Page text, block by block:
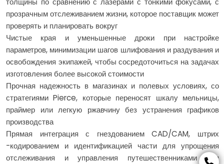
прозрачным отслеживанием жизни, которое поставщик может
проверять и планировать вокруг
Чистые края и уменьшенные дроки при настройке
параметров, минимизации шагов шлифования и раздувания и
освобождения экипажей, чтобы сосредоточиться на задачах
изготовления более высокой стоимости
Прочная надежность в магазинах и полевых условиях, со
стратегиями Pierce, которые переносят шкалу мельницы,
праймер или легкую ржавчину без устранения графиков
производства
Прямая интеграция с гнездованием CAD/CAM, штрих
-кодированием и идентификацией части для упрощения
отслеживания и управления путешественниками для